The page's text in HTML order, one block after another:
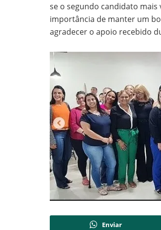
se o segundo candidato
importância de manter um
agradecer o apoio recebido
Enviar